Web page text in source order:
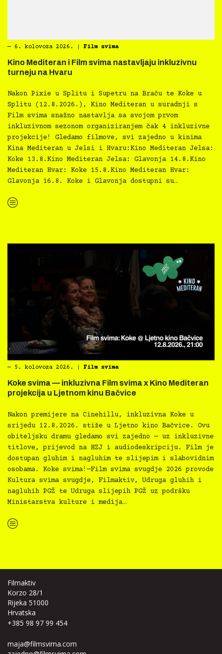
― 6. kolovoza 2026. Film svima
Kino Mediteran i Film svima nastavljaju inkluzivnu
turneju na Hvaru
Nakon Pixie u Splitu i Supetru na Braču te Koke u
Splitu (12.8.2026.), Kino Mediteran u suradnji s
Film svima snažno nastavlja sa svojom prvom
inkluzivnom sezonom organiziranjem čak 4 inkluzivne
projekcije! Gledamo filmove, svi zajedno u kinima
Kina Mediteran u Jelsi i Hvaru:Kino Mediteran Jelsa:
Koke 13.8.Kino Mediteran Jelsa: Glavonja 14.8.Kino
Mediteran Hvar: Koke 15.8.Kino Mediteran Hvar:
Glavonja 16.8. Koke i Glavonja dostupni su…
“Kino Mediteran i Film svima nastavljaju inkluzivnu turneju na Hvaru”
― 5. kolovoza 2026. Film svima
Koke svima — inkluzivna Film svima x Kino Mediteran
projekcija u Ljetnom kinu Bačvice
Nakon premijere na Cinehillu, inkluzivna Koke u
srijedu 12.8.2026. stiže u Ljetno kino Bačvice. Ovu
obiteljsku dramu gledamo svi zajedno — uz inkluzivne
titlove, prijevod na HZJ i audiodeskripciju. Film je
dostupan gluhim i nagluhim te slijepim i slabovidnim
osobama. Koke svima!—Film svima svugdje 2026 provode
Kultura svima svugdje, Filmaktiv, Udruga gluhih i
nagluhih PGŽ te Udruga slijepih PGŽ uz podršku
Ministarstva kulture i medija…
“Koke svima — inkluzivna Film svima x Kino Mediteran projekcija u Ljetnom kinu Bačvice”
Filmaktiv
Korzo 28/1
Rijeka 51000
Hrvatska
+385 98 97 99 454
maja@filmsvima.com